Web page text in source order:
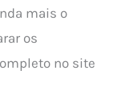
mais o
os
no site